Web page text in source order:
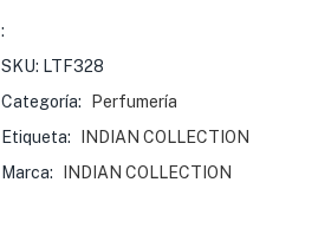
:
SKU: LTF328
Categoría:
Perfumería
Etiqueta:
INDIAN COLLECTION
Marca:
INDIAN COLLECTION